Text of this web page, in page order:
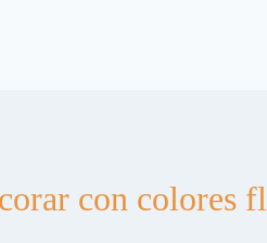
con colores